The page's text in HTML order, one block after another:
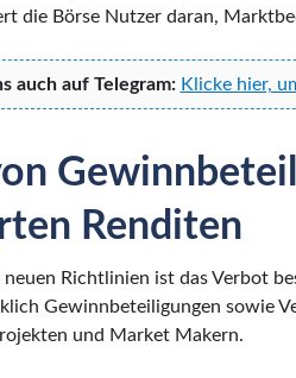
die Börse Nutzer daran,
auch auf Telegram: Klicke hier,
Renditen
neuen Richtlinien ist das Verbot
Gewinnbeteiligungen sowie
und Market Makern.